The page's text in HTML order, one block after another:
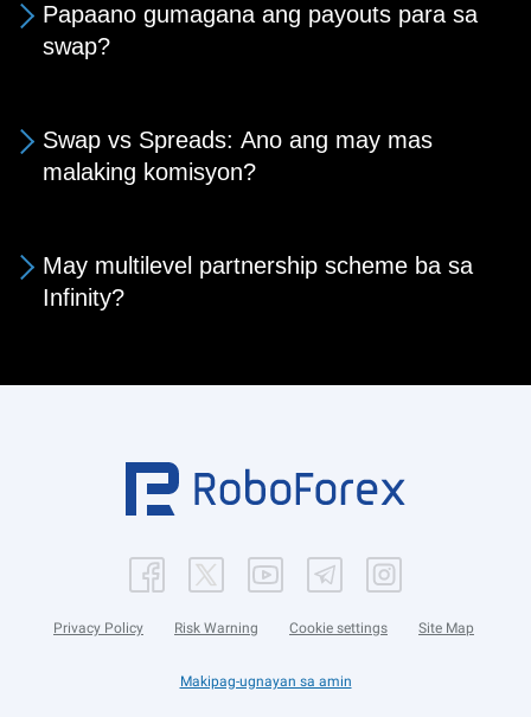
Papaano gumagana ang payouts para sa
swap?
Swap vs Spreads: Ano ang may mas
malaking komisyon?
May multilevel partnership scheme ba sa
Infinity?
Privacy Policy Risk Warning Cookie settings Site Map
Makipag-ugnayan sa amin